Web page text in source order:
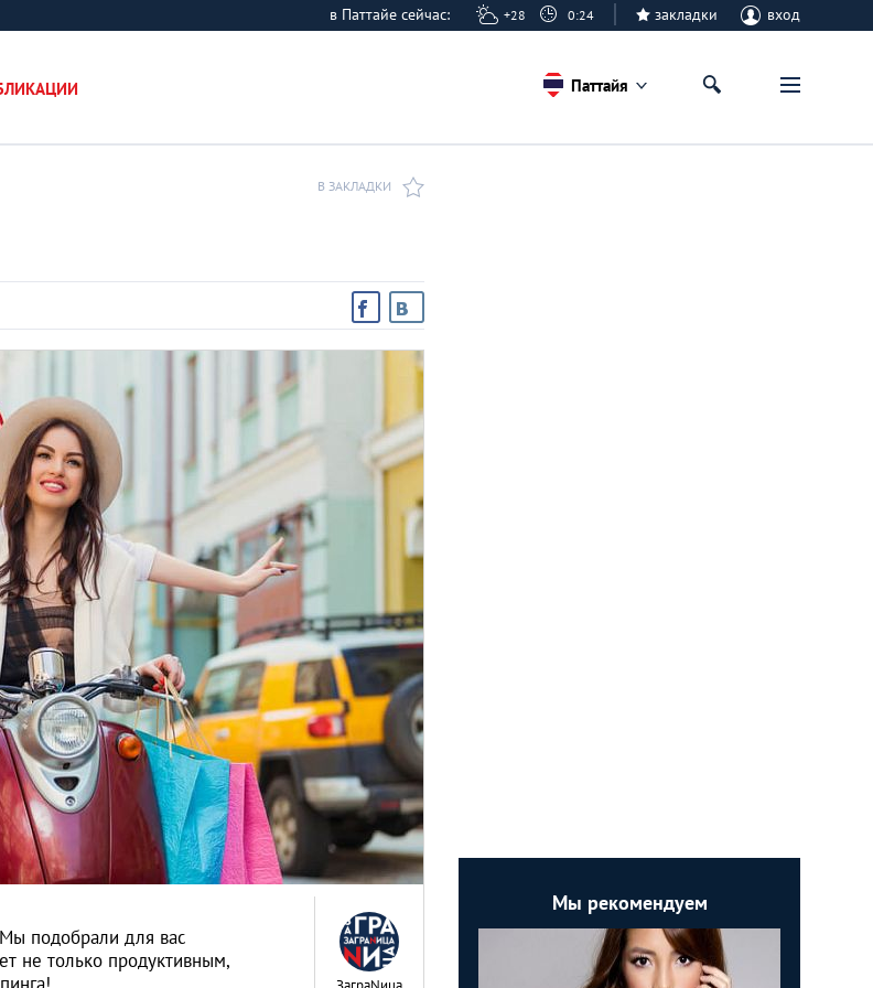
в Паттайе сейчас: +28 0:24 закладки вход
Паттайя
В ЗАКЛАДКИ
подобрали для вас
не только продуктивным,
Мы рекомендуем